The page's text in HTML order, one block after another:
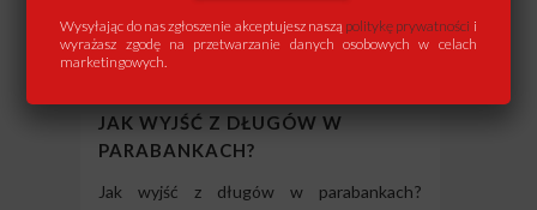
JAK WYJŚĆ Z DŁUGÓW W
PARABANKACH?
Jak wyjść z długów w parabankach?
Wysyłając do nas zgłoszenie akceptujesz naszą politykę prywatności i
wyrażasz zgodę na przetwarzanie danych osobowych w celach
marketingowych.